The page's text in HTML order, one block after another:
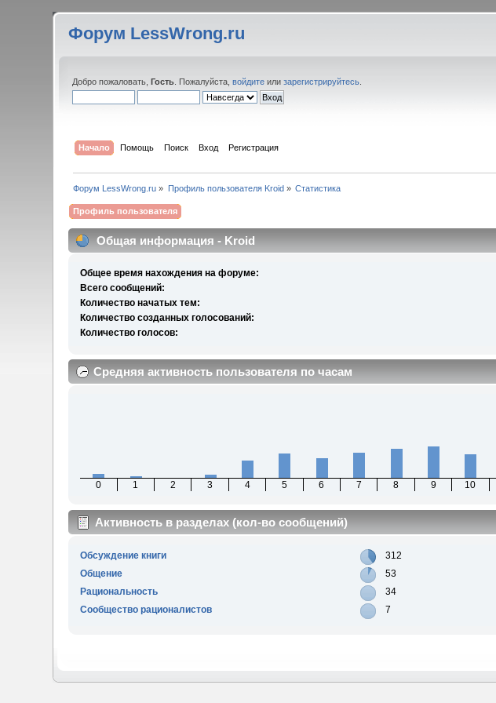
Форум LessWrong.ru
Добро пожаловать,Гость . Пожалуйста,войдите илизарегистрируйтесь
Начало Помощь Поиск Вход Регистрация
Форум LessWrong.ru » Профиль пользователя Kroid» Статистика
Профиль пользователя
Общая информация - Kroid
Общее время нахождения на форуме:
Всего сообщений:
Количество начатых тем:
Количество созданных голосований:
Количество голосов:
Средняя активность пользователя по часам
0 1 2 3 4 5 6 7 8 9 10
Активность в разделах (кол-во сообщений)
Обсуждение книги
312
Общение
53
Рациональность
34
Сообщество рационалистов
7